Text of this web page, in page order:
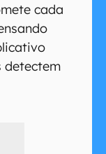
cada
detectem